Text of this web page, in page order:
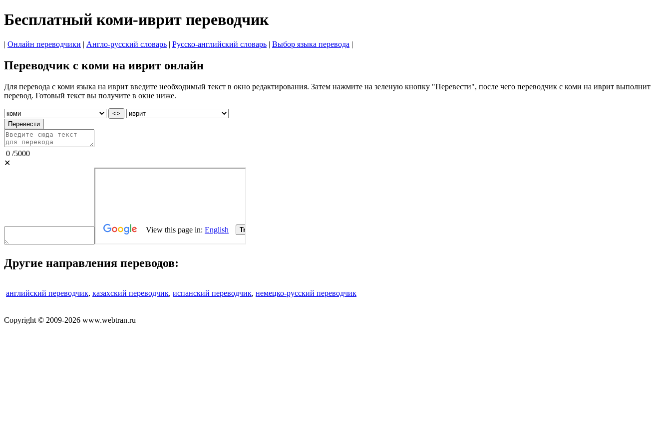
Бесплатный коми-иврит переводчик
| Онлайн переводчики | Англо-русский словарь | Русско-английский словарь | Выбор языка перевода |
Переводчик с коми на иврит онлайн
Для перевода с коми языка на иврит введите необходимый текст в окно редактирования. Затем нажмите на зеленую кнопку "Перевести", после чего переводчик с коми на иврит выполнит
перевод. Готовый текст вы получите в окне ниже.
<>
Перевести
0 /5000
✕
Другие направления переводов:
английский переводчик, казахский переводчик, испанский переводчик, немецко-русский переводчик
Copyright © 2009-2026 www.webtran.ru